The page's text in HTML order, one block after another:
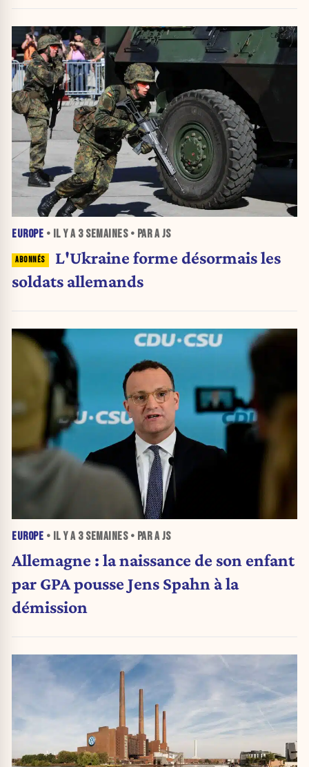
EUROPE • IL Y A 3 SEMAINES• PAR A JS
L'Ukraine forme désormais les
soldats allemands
EUROPE • IL Y A 3 SEMAINES• PAR A JS
Allemagne : la naissance de son enfant
par GPA pousse Jens Spahn à la
démission